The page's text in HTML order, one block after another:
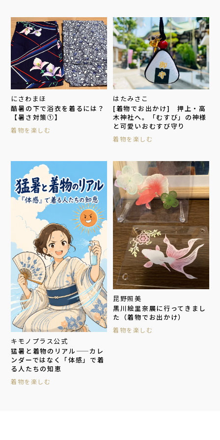
にさわまほ
酷暑の下で浴衣を着るには？
【暑さ対策①】
着物を楽しむ
はたみさこ
[着物でお出かけ] 押上・高
木神社へ。「むすび」の神様
と可愛いおむすび守り
着物を楽しむ
キモノプラス公式
猛暑と着物のリアル——カレ
ンダーではなく「体感」で着
る人たちの知恵
着物を楽しむ
昆野照美
黒川絵里奈展に行ってきまし
た（着物でお出かけ）
着物を楽しむ